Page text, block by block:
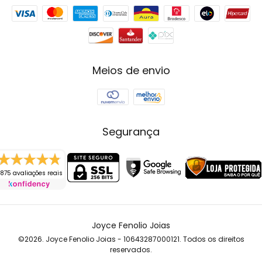
Meios de envio
Segurança
avaliações reais
Joyce Fenolio Joias
©2026. Joyce Fenolio Joias - 10643287000121. Todos os direitos
reservados.